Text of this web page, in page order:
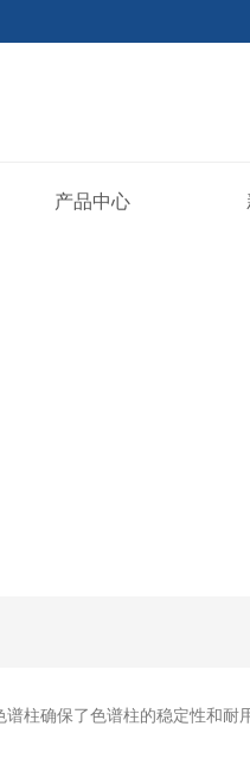
产品中心
谱柱确保了色谱柱的稳定性和耐